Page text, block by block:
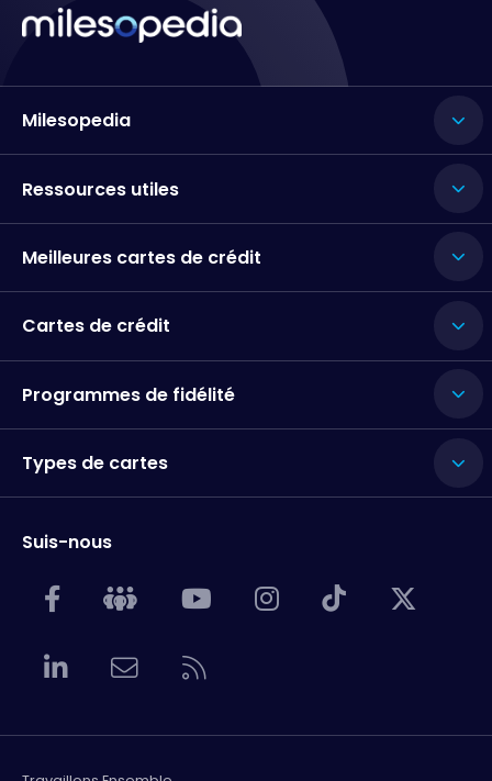
Milesopedia
Ressources utiles
Meilleures cartes de crédit
Cartes de crédit
Programmes de fidélité
Types de cartes
Suis-nous